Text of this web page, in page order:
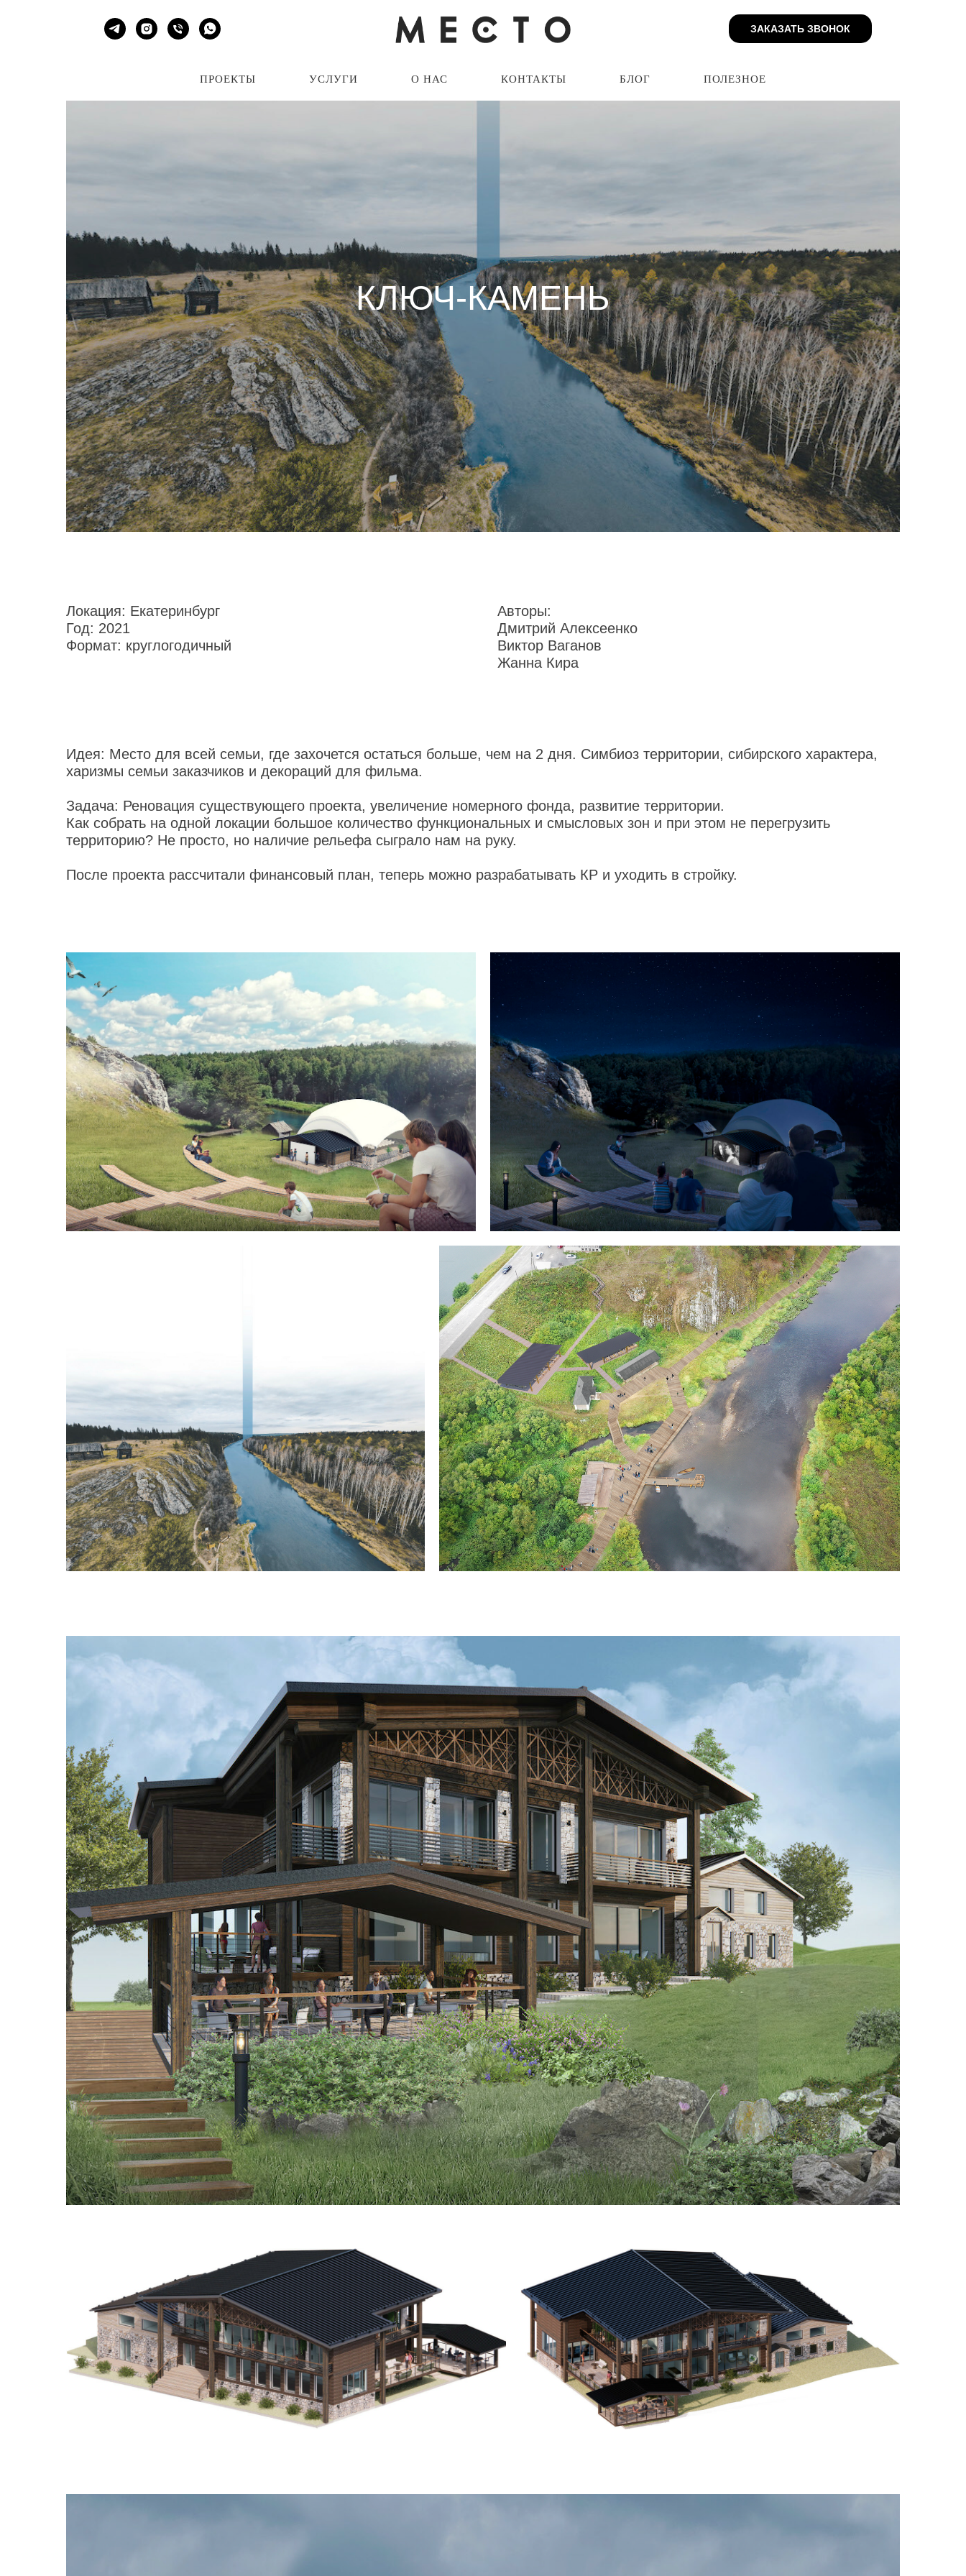
ЗАКАЗАТЬ ЗВОНОК
ПРОЕКТЫ УСЛУГИ О НАС КОНТАКТЫ БЛОГ ПОЛЕЗНОЕ
ЗАКАЗАТЬ ЗВОНОК
ПРОЕКТЫ УСЛУГИ О НАС КОНТАКТЫ БЛОГ ПОЛЕЗНОЕ
КЛЮЧ-КАМЕНЬ
Локация: Екатеринбург
Год: 2021
Формат: круглогодичный
Авторы:
Дмитрий Алексеенко
Виктор Ваганов
Жанна Кира
Идея: Место для всей семьи, где захочется остаться больше, чем на 2 дня. Симбиоз территории, сибирского характера,
харизмы семьи заказчиков и декораций для фильма.
Задача: Реновация существующего проекта, увеличение номерного фонда, развитие территории.
Как собрать на одной локации большое количество функциональных и смысловых зон и при этом не перегрузить
территорию? Не просто, но наличие рельефа сыграло нам на руку.
После проекта рассчитали финансовый план, теперь можно разрабатывать КР и уходить в стройку.